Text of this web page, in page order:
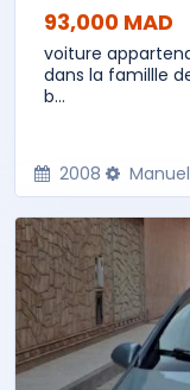
93,000 MAD
voiture
dans la famillle
b...
2008